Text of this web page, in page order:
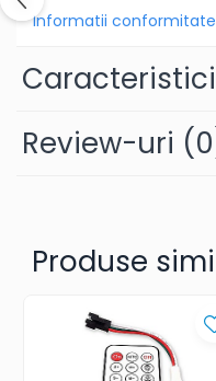
Informatii
Caracteristici
Review-uri
Produse